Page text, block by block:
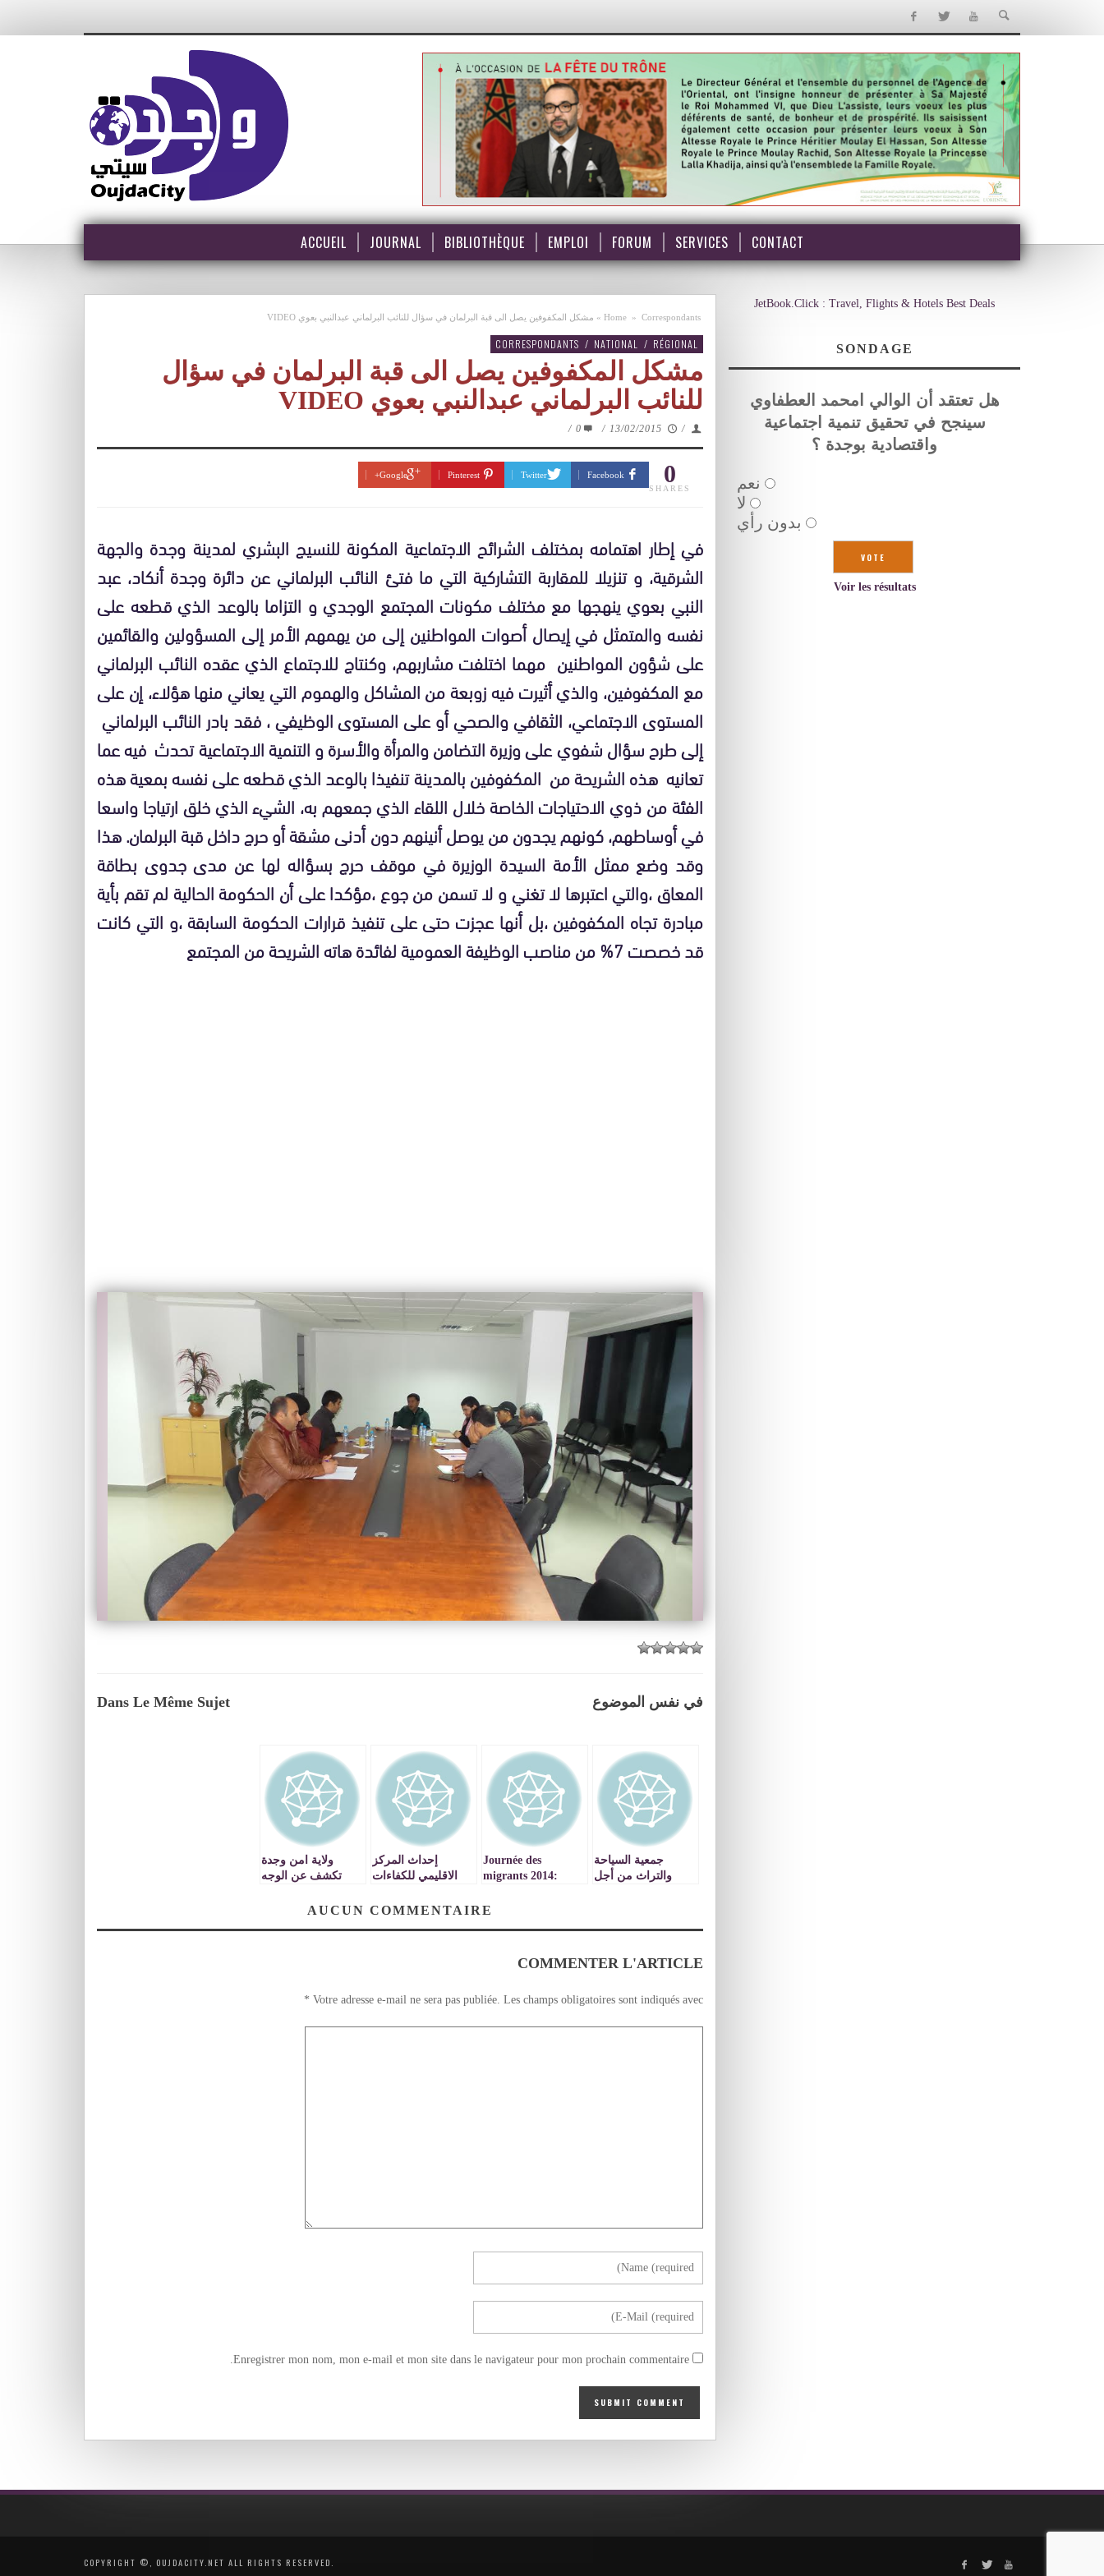
ACCUEIL JOURNAL BIBLIOTHÈQUE EMPLOI FORUM SERVICES CONTACT
Home » Correspondants
» مشكل المكفوفين يصل الى قبة البرلمان في سؤال للنائب البرلماني عبدالنبي بعوي VIDEO
CORRESPONDANTS / NATIONAL / RÉGIONAL
مشكل المكفوفين يصل الى قبة البرلمان في سؤال
للنائب البرلماني عبدالنبي بعوي VIDEO
/
13/02/2015
/
0
/
0
SHARES
Facebook
Twitter
Pinterest
Google+
في إطار اهتمامه بمختلف الشرائح الاجتماعية المكونة للنسيج البشري لمدينة وجدة والجهة
الشرقية، و تنزيلا للمقاربة التشاركية التي ما فتئ النائب البرلماني عن دائرة وجدة أنكاد، عبد
النبي بعوي ينهجها مع مختلف مكونات المجتمع الوجدي و التزاما بالوعد الذي قطعه على
نفسه والمتمثل في إيصال أصوات المواطنين إلى من يهمهم الأمر إلى المسؤولين والقائمين
على شؤون المواطنين مهما اختلفت مشاربهم، وكنتاج للاجتماع الذي عقده النائب البرلماني
مع المكفوفين، والذي أثيرت فيه زوبعة من المشاكل والهموم التي يعاني منها هؤلاء، إن على
المستوى الاجتماعي، الثقافي والصحي أو على المستوى الوظيفي ، فقد بادر النائب البرلماني
إلى طرح سؤال شفوي على وزيرة التضامن والمرأة والأسرة و التنمية الاجتماعية تحدث فيه عما
تعانيه هذه الشريحة من المكفوفين بالمدينة تنفيذا بالوعد الذي قطعه على نفسه بمعية هذه
الفئة من ذوي الاحتياجات الخاصة خلال اللقاء الذي جمعهم به، الشيء الذي خلق ارتياجا واسعا
في أوساطهم، كونهم يجدون من يوصل أنينهم دون أدنى مشقة أو حرج داخل قبة البرلمان. هذا
وقد وضع ممثل الأمة السيدة الوزيرة في موقف حرج بسؤاله لها عن مدى جدوى بطاقة
المعاق ،والتي اعتبرها لا تغني و لا تسمن من جوع ،مؤكدا على أن الحكومة الحالية لم تقم بأية
مبادرة تجاه المكفوفين ،بل أنها عجزت حتى على تنفيذ قرارات الحكومة السابقة ،و التي كانت
قد خصصت 7% من مناصب الوظيفة العمومية لفائدة هاته الشريحة من المجتمع
Dans Le Même Sujet في نفس الموضوع
جمعية السياحة
والتراث من أجل
Journée des
migrants 2014:
étions déjà en
l’Institut Goethe
18 décembre à
إحداث المركز
الاقليمي للكفاءات
الذاتي بنيابة وجدة
ولاية امن وجدة
تكشف عن الوجه
AUCUN COMMENTAIRE
COMMENTER L'ARTICLE
Votre adresse e-mail ne sera pas publiée. Les champs obligatoires sont indiqués avec
*
Enregistrer mon nom, mon e-mail et mon site dans le navigateur pour mon prochain commentaire.
JetBook.Click : Travel, Flights & Hotels Best Deals
SONDAGE
هل تعتقد أن الوالي امحمد العطفاوي
سينجح في تحقيق تنمية اجتماعية
واقتصادية بوجدة ؟
نعم
لا
بدون رأي
Voir les résultats
COPYRIGHT ©, OUJDACITY.NET ALL RIGHTS RESERVED.